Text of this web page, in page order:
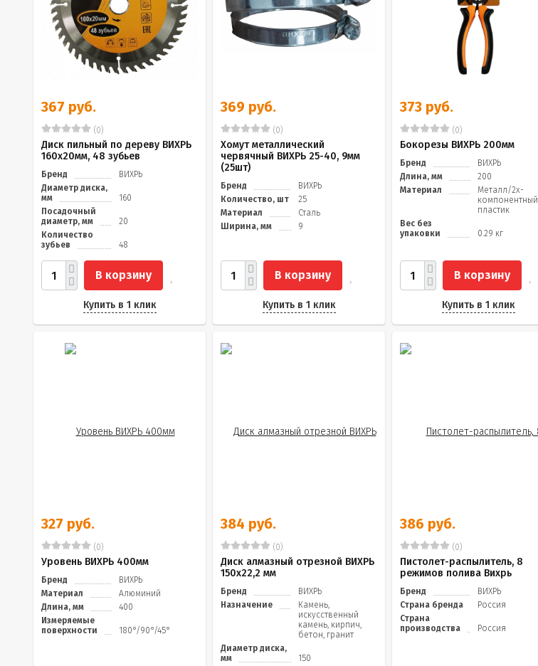
367 руб.
(0)
Диск пильный по дереву ВИХРЬ
160х20мм, 48 зубьев
Бренд
ВИХРЬ
Диаметр диска,
мм
160
Посадочный
диаметр, мм
20
Количество
зубьев
48
В корзину
Купить в 1 клик
369 руб.
(0)
Хомут металлический
червячный ВИХРЬ 25-40, 9мм
(25шт)
Бренд
ВИХРЬ
Количество, шт
25
Материал
Сталь
Ширина, мм
9
В корзину
Купить в 1 клик
373 руб.
(0)
Бокорезы ВИХРЬ 200мм
Бренд
ВИХРЬ
Длина, мм
200
Материал
Металл/2х-
компонентный
пластик
Вес без
упаковки
0.29 кг
В корзину
Купить в 1 клик
327 руб.
(0)
Уровень ВИХРЬ 400мм
Бренд
ВИХРЬ
Материал
Алюминий
Длина, мм
400
Измеряемые
поверхности
180°/90°/45°
384 руб.
(0)
Диск алмазный отрезной ВИХРЬ
150х22,2 мм
Бренд
ВИХРЬ
Назначение
Камень,
искусственный
камень, кирпич,
бетон, гранит
Диаметр диска,
мм
150
386 руб.
(0)
Пистолет-распылитель, 8
режимов полива Вихрь
Бренд
ВИХРЬ
Страна бренда
Россия
Страна
производства
Россия